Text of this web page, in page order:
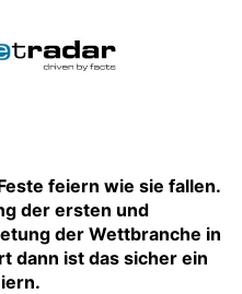
feiern wie sie fallen.
der ersten und
der Wettbranche in
dann ist das sicher ein